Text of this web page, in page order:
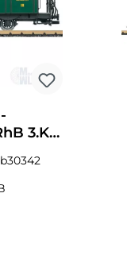
3.Kl.